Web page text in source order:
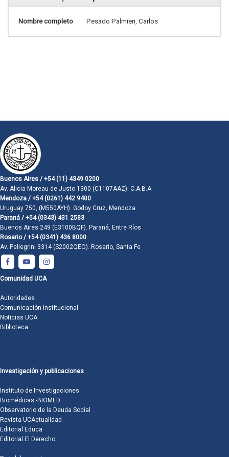
Nombre completo Pesado Palmieri, Carlos
Buenos Aires / +54 (11) 4349 0200
Av. Alicia Moreau de Justo 1300 (C1107AAZ). C.A.B.A.
Mendoza / +54 (0261) 442 9400
Uruguay 750, (M550AYH). Godoy Cruz, Mendoza
Paraná / +54 (0343) 431 2583
Buenos Aires 249 (E3100BQF). Paraná, Entre Ríos
Rosario / +54 (0341) 436 8000
Av. Pellegrini 3314 (S2002QEO). Rosario, Santa Fe
Comunidad UCA
Autoridades
Comunicación institucional
Noticias UCA
Biblioteca
Investigación y publicaciones
Instituto de Investigaciones
Biomédicas -BIOMED
Observatorio de la Deuda Social
Revista UCActualidad
Editorial Educa
Editorial El Derecho